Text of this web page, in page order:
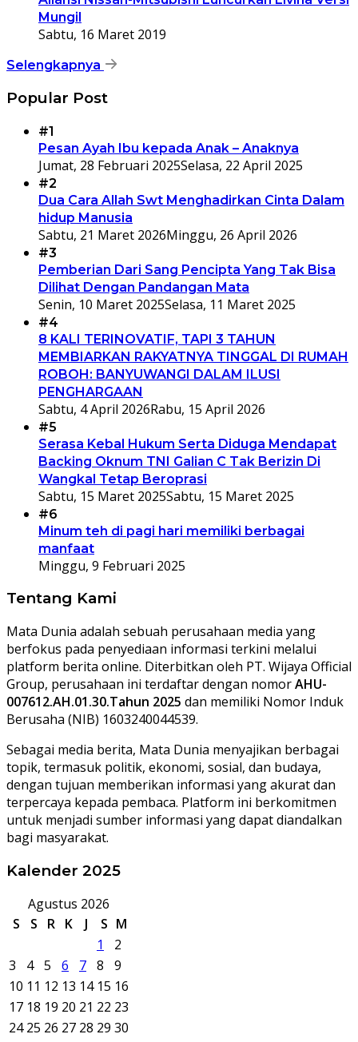
Mungil
Sabtu, 16 Maret 2019
Selengkapnya
Popular Post
#1
Pesan Ayah Ibu kepada Anak – Anaknya
Jumat, 28 Februari 2025Selasa, 22 April 2025
#2
Dua Cara Allah Swt Menghadirkan Cinta Dalam
hidup Manusia
Sabtu, 21 Maret 2026Minggu, 26 April 2026
#3
Pemberian Dari Sang Pencipta Yang Tak Bisa
Dilihat Dengan Pandangan Mata
Senin, 10 Maret 2025Selasa, 11 Maret 2025
#4
8 KALI TERINOVATIF, TAPI 3 TAHUN
MEMBIARKAN RAKYATNYA TINGGAL DI RUMAH
ROBOH: BANYUWANGI DALAM ILUSI
PENGHARGAAN
Sabtu, 4 April 2026Rabu, 15 April 2026
#5
Serasa Kebal Hukum Serta Diduga Mendapat
Backing Oknum TNI Galian C Tak Berizin Di
Wangkal Tetap Beroprasi
Sabtu, 15 Maret 2025Sabtu, 15 Maret 2025
#6
Minum teh di pagi hari memiliki berbagai
manfaat
Minggu, 9 Februari 2025
Tentang Kami
Mata Dunia adalah sebuah perusahaan media yang
berfokus pada penyediaan informasi terkini melalui
platform berita online. Diterbitkan oleh PT. Wijaya Official
Group, perusahaan ini terdaftar dengan nomorAHU-
007612.AH.01.30.Tahun 2025 dan memiliki Nomor Induk
Berusaha (NIB) 1603240044539.
Sebagai media berita, Mata Dunia menyajikan berbagai
topik, termasuk politik, ekonomi, sosial, dan budaya,
dengan tujuan memberikan informasi yang akurat dan
terpercaya kepada pembaca. Platform ini berkomitmen
untuk menjadi sumber informasi yang dapat diandalkan
bagi masyarakat.
Kalender 2025
Agustus 2026
S
S R K J S M
1
2
3
4 5 6 7 8
9
10 11 12 13 14 15 16
17 18 19 20 21 22 23
24 25 26 27 28 29 30